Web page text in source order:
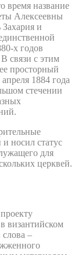
время название
Алексеевны
и
х годов
связи с этим
просторный
1884 года
стечении
носил статус
для
церквей.
византийском
–